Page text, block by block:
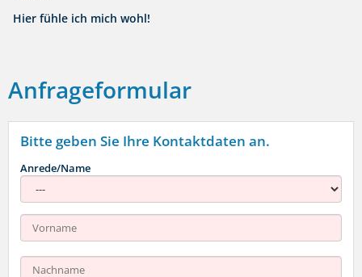
Hier fühle ich mich wohl!
Anfrageformular
Bitte geben Sie Ihre Kontaktdaten an.
Anrede/Name